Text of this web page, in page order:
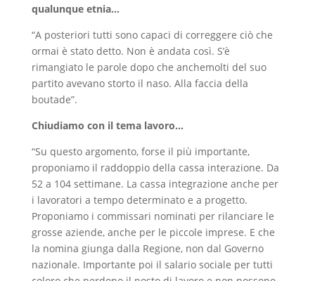
qualunque etnia…
“A posteriori tutti sono capaci di correggere ciò che
ormai è stato detto. Non è andata così. S’è
rimangiato le parole dopo che anchemolti del suo
partito avevano storto il naso. Alla faccia della
boutade”.
Chiudiamo con il tema lavoro…
“Su questo argomento, forse il più importante,
proponiamo il raddoppio della cassa interazione. Da
52 a 104 settimane. La cassa integrazione anche per
i lavoratori a tempo determinato e a progetto.
Proponiamo i commissari nominati per rilanciare le
grosse aziende, anche per le piccole imprese. E che
la nomina giunga dalla Regione, non dal Governo
nazionale. Importante poi il salario sociale per tutti